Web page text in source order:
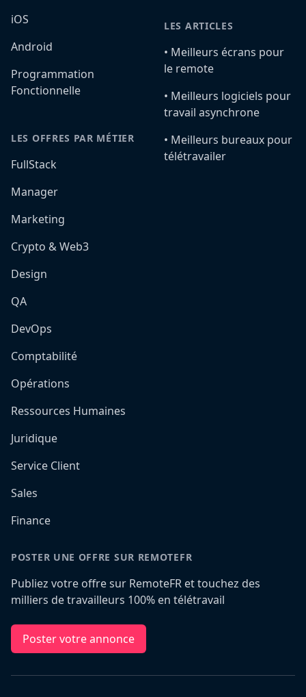
iOS
Android
Programmation
Fonctionnelle
LES OFFRES PAR MÉTIER
FullStack
Manager
Marketing
Crypto & Web3
Design
QA
DevOps
Comptabilité
Opérations
Ressources Humaines
Juridique
Service Client
Sales
Finance
LES ARTICLES
•️ Meilleurs écrans pour
le remote
•️ Meilleurs logiciels pour
travail asynchrone
•️ Meilleurs bureaux pour
télétravailer
POSTER UNE OFFRE SUR REMOTEFR
Publiez votre offre sur RemoteFR et touchez des
milliers de travailleurs 100% en télétravail
Poster votre annonce